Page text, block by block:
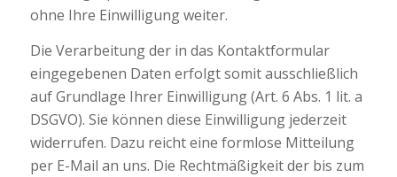
ohne Ihre Einwilligung weiter.
Die Verarbeitung der in das Kontaktformular
eingegebenen Daten erfolgt somit ausschließlich
auf Grundlage Ihrer Einwilligung (Art. 6 Abs. 1 lit. a
DSGVO). Sie können diese Einwilligung jederzeit
widerrufen. Dazu reicht eine formlose Mitteilung
per E-Mail an uns. Die Rechtmäßigkeit der bis zum